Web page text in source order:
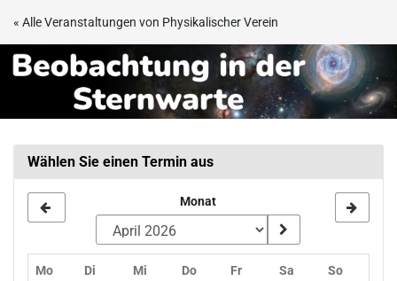
Zum
Inhalt
springen
« Alle Veranstaltungen von Physikalischer Verein
Beobachtungsabend
Sternwarte
Frankfurt
Wählen Sie einen Termin aus
Monat
MoMontag
Di Dienstag
Mi Mittwoch
DoDonnerstag
FrFreitagSa Samstag
SoSonntag